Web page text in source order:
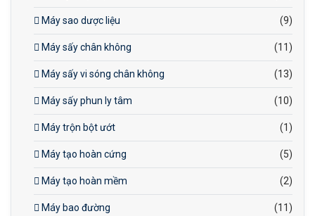
Máy sao dược liệu (9)
Máy sấy chân không (11)
Máy sấy vi sóng chân không (13)
Máy sấy phun ly tâm (10)
Máy trộn bột ướt (1)
Máy tạo hoàn cứng (5)
Máy tạo hoàn mềm (2)
Máy bao đường (11)